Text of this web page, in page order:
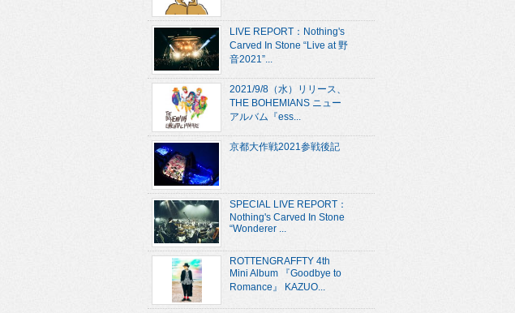
LIVE REPORT：Nothing's
Carved In Stone “Live at 野
音2021”...
2021/9/8（水）リリース、
THE BOHEMIANS ニュー
アルバム『ess...
京都大作戦2021参戦後記
SPECIAL LIVE REPORT：
Nothing's Carved In Stone
“Wonderer ...
ROTTENGRAFFTY 4th
Mini Album 『Goodbye to
Romance』 KAZUO...